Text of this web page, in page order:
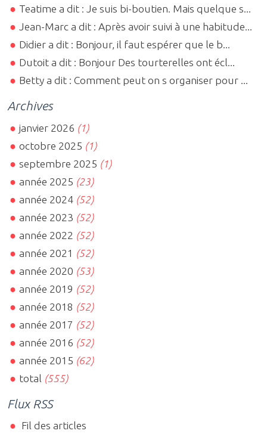
Teatime a dit : Je suis bi-boutien. Mais quelque s...
Jean-Marc a dit : Après avoir suivi à une habitude...
Didier a dit : Bonjour, il faut espérer que le b...
Dutoit a dit : Bonjour Des tourterelles ont écl...
Betty a dit : Comment peut on s organiser pour ...
Archives
janvier 2026 (1)
octobre 2025 (1)
septembre 2025 (1)
année 2025 (23)
année 2024 (52)
année 2023 (52)
année 2022 (52)
année 2021 (52)
année 2020 (53)
année 2019 (52)
année 2018 (52)
année 2017 (52)
année 2016 (52)
année 2015 (62)
total (555)
Flux RSS
Fil des articles